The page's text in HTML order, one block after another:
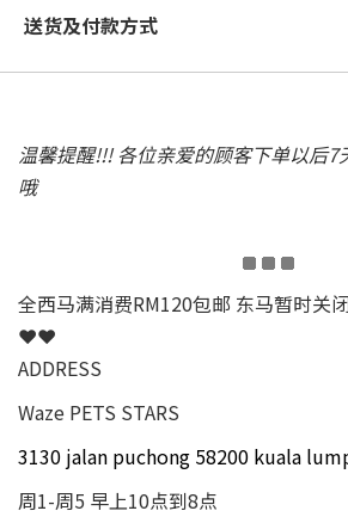
送货及付款方式
温馨提醒!!! 各位亲爱的顾客下单以后7
哦
全西马满消费RM120包邮 东马暂时关
❤❤
ADDRESS
Waze PETS STARS
3130 jalan puchong 58200 kuala
周1-周5 早上10点到8点